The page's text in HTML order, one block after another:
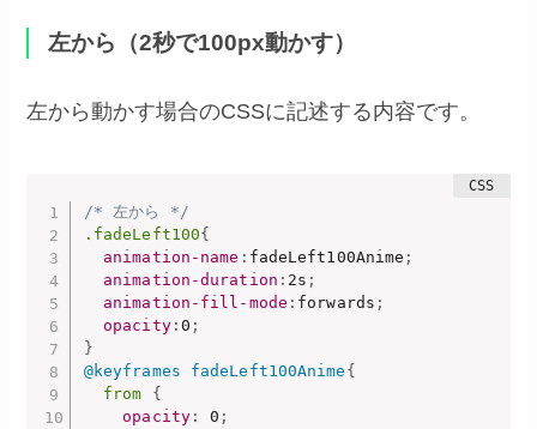
左から（2秒で100px動かす）
左から動かす場合のCSSに記述する内容です。
/* 左から */
.fadeLeft100{
animation-name : fadeLeft100Anime ;
animation-duration : 2s ;
animation-fill-mode : forwards ;
opacity: 0 ;
}
@keyframes fadeLeft100Anime {
from
{
opacity : 0 ;